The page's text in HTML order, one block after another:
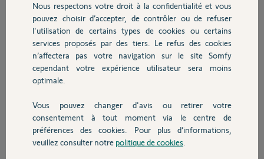
Chauffage
Autres produits
Devis avec un pro
Contact
Participer au fil de discussion
Réponses
Bonjour tu as quelle box ?
Slipno il y a environ 11 ans
Nous respectons votre droit à la confidentialité et vous
pouvez choisir d’accepter, de contrôler ou de refuser
l'utilisation de certains types de cookies ou certains
services proposés par des tiers. Le refus des cookies
n’affectera pas votre navigation sur le site Somfy
cependant votre expérience utilisateur sera moins
optimale.
Vous pouvez changer d'avis ou retirer votre
consentement à tout moment via le centre de
préférences des cookies. Pour plus d’informations,
veuillez consulter notre politique de cookies